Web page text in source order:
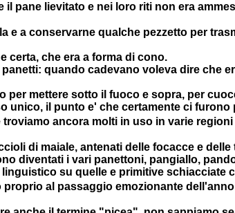
pane lievitato e nei loro riti non era
e a conservarne qualche pezzetto per
certa, che era a forma di cono.
quando cadevano voleva dire che
mettere sotto il fuoco e sopra, per
unico, il punto e' che certamente ci
ancora molti in uso in varie
di maiale, antenati delle focacce e
diventati i vari panettoni, pangiallo,
su quelle e primitive schiacciate
al passaggio emozionante